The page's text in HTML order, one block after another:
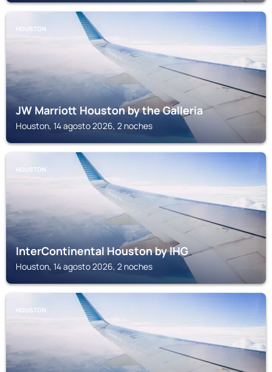
HOUSTON
JW Marriott Houston by the Galleria
Houston, 14 agosto 2026, 2 noches
HOUSTON
InterContinental Houston by IHG
Houston, 14 agosto 2026, 2 noches
HOUSTON